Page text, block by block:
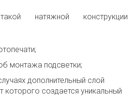
натяжной конструкции
монтажа подсветки;
дополнительный слой
которого создается уникальный